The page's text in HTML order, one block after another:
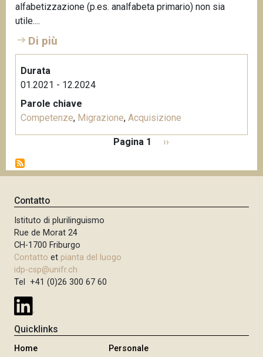
alfabetizzazione (p.es. analfabeta primario) non sia
utile....
Di più
Durata
01.2021 - 12.2024
Parole chiave
Competenze, Migrazione, Acquisizione
g
i
a
z
i
o
n
e
Pagina 1
P
g
v
››
Contatto
Istituto di plurilinguismo
Rue de Morat 24
CH-1700 Friburgo
Contatto et pianta del luogo
idp-csp@unifr.ch
Tel +41 (0)26 300 67 60
Quicklinks
Home Personale